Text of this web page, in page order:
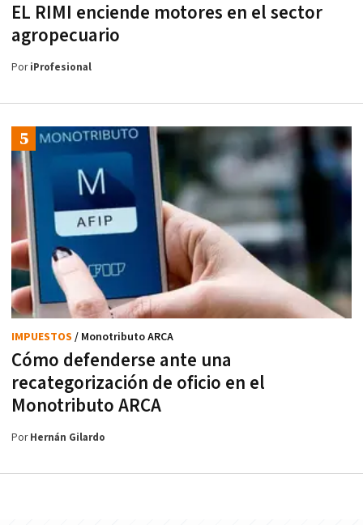
EL RIMI enciende motores en el sector
agropecuario
PoriProfesional
Cómo defenderse ante una
recategorización de oficio en el
Monotributo ARCA
IMPUESTOS / Monotributo ARCA
PorHernán Gilardo